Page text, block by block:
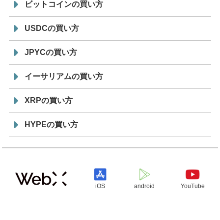
ビットコインの買い方
USDCの買い方
JPYCの買い方
イーサリアムの買い方
XRPの買い方
HYPEの買い方
iOS android YouTube